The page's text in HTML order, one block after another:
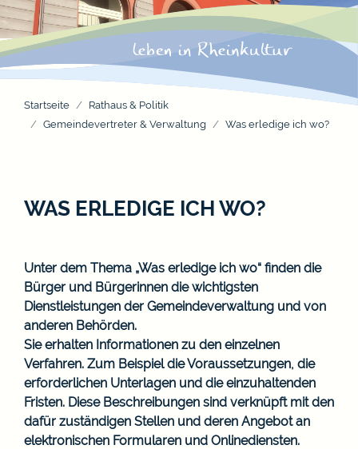
Startseite
Rathaus & Politik
Gemeindevertreter & Verwaltung
Was erledige ich wo?
WAS ERLEDIGE ICH WO?
Unter dem Thema „Was erledige ich wo“ finden die
Bürger und Bürgerinnen die wichtigsten
Dienstleistungen der Gemeindeverwaltung und von
anderen Behörden.
Sie erhalten Informationen zu den einzelnen
Verfahren. Zum Beispiel die Voraussetzungen, die
erforderlichen Unterlagen und die einzuhaltenden
Fristen. Diese Beschreibungen sind verknüpft mit den
dafür zuständigen Stellen und deren Angebot an
elektronischen Formularen und Onlinediensten.